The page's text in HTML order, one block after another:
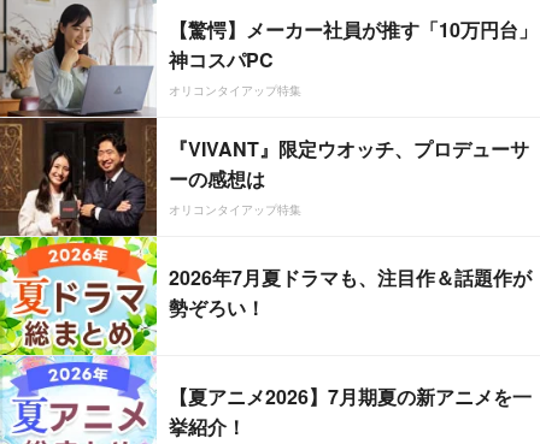
【驚愕】メーカー社員が推す「10万円台」
神コスパPC
オリコンタイアップ特集
『VIVANT』限定ウオッチ、プロデューサ
ーの感想は
オリコンタイアップ特集
2026年7月夏ドラマも、注目作＆話題作が
勢ぞろい！
【夏アニメ2026】7月期夏の新アニメを一
挙紹介！